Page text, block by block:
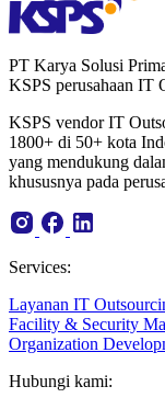
PT Karya Solusi
KSPS perusahaan IT
KSPS vendor IT
1800+ di 50+ kota
yang mendukung
khususnya pada
Services:
Layanan IT
Facility & Security
Organization
Hubungi kami: